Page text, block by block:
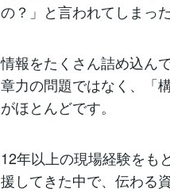
の？」と言われてしまっ
情報をたくさん詰め込ん
章力の問題ではなく、「
がほとんどです。
12年以上の現場経験をも
援してきた中で、伝わる